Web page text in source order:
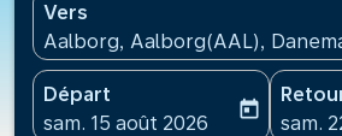
Vers
Aalborg, Aalborg(AAL),
Départ
fc-booking-departure-date-
sam. 15 août 2026
today
fc-
sam.